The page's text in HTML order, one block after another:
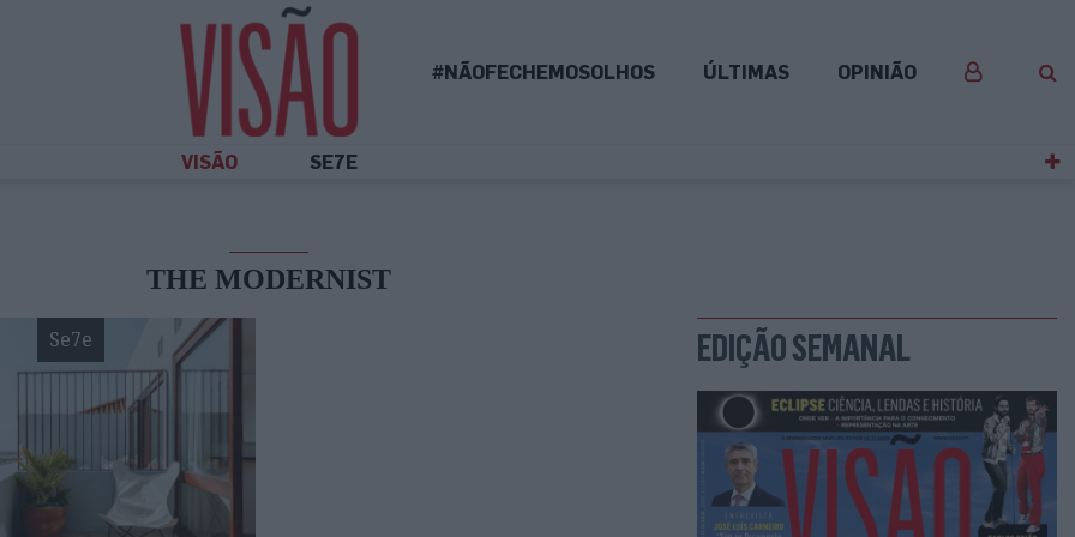
#NÃOFECHEMOSOLHOS ÚLTIMAS OPINIÃO
VISÃO SE7E
THE MODERNIST
Se7e EDIÇÃO SEMANAL